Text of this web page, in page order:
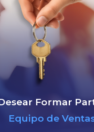
Formar
Equipo de